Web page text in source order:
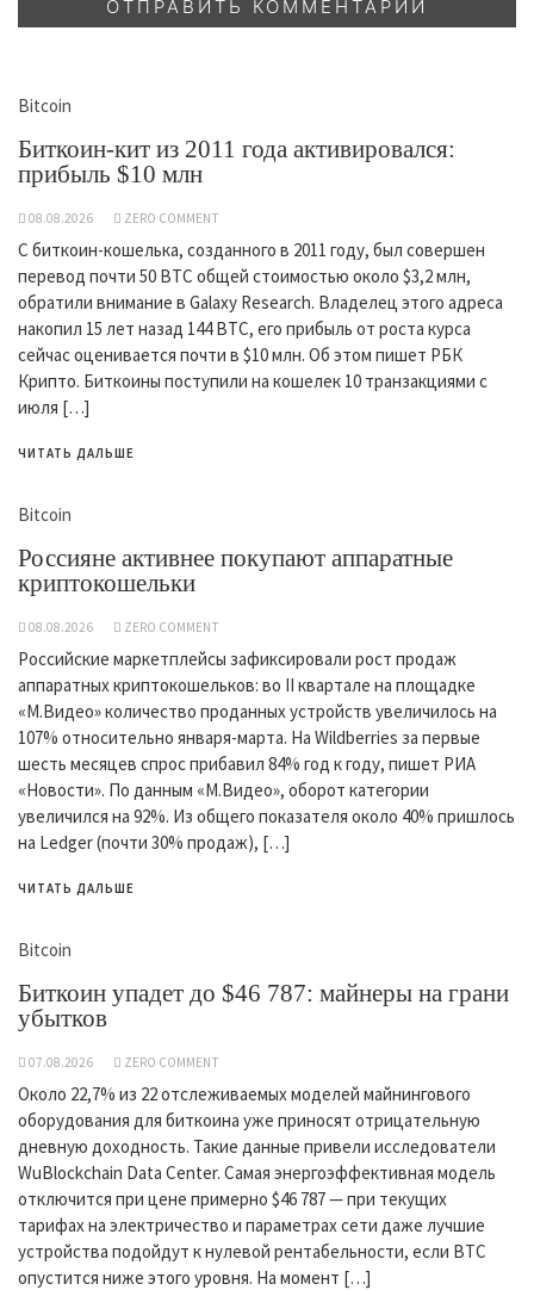
Bitcoin
Биткоин-кит из 2011 года активировался:
прибыль $10 млн
08.08.2026 ZERO COMMENT
С биткоин-кошелька, созданного в 2011 году, был совершен
перевод почти 50 BTC общей стоимостью около $3,2 млн,
обратили внимание в Galaxy Research. Владелец этого адреса
накопил 15 лет назад 144 BTC, его прибыль от роста курса
сейчас оценивается почти в $10 млн. Об этом пишет РБК
Крипто. Биткоины поступили на кошелек 10 транзакциями с
июля […]
ЧИТАТЬ ДАЛЬШЕ
Bitcoin
Россияне активнее покупают аппаратные
криптокошельки
08.08.2026 ZERO COMMENT
Российские маркетплейсы зафиксировали рост продаж
аппаратных криптокошельков: во II квартале на площадке
«М.Видео» количество проданных устройств увеличилось на
107% относительно января-марта. На Wildberries за первые
шесть месяцев спрос прибавил 84% год к году, пишет РИА
«Новости». По данным «М.Видео», оборот категории
увеличился на 92%. Из общего показателя около 40% пришлось
на Ledger (почти 30% продаж), […]
ЧИТАТЬ ДАЛЬШЕ
Bitcoin
Биткоин упадет до $46 787: майнеры на грани
убытков
07.08.2026 ZERO COMMENT
Около 22,7% из 22 отслеживаемых моделей майнингового
оборудования для биткоина уже приносят отрицательную
дневную доходность. Такие данные привели исследователи
WuBlockchain Data Center. Самая энергоэффективная модель
отключится при цене примерно $46 787 — при текущих
тарифах на электричество и параметрах сети даже лучшие
устройства подойдут к нулевой рентабельности, если BTC
опустится ниже этого уровня. На момент […]